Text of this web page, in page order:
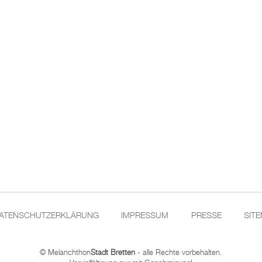
IMPRESSUM PRESSE
© MelanchthonStadt Bretten - alle Rechte vorbehalten.